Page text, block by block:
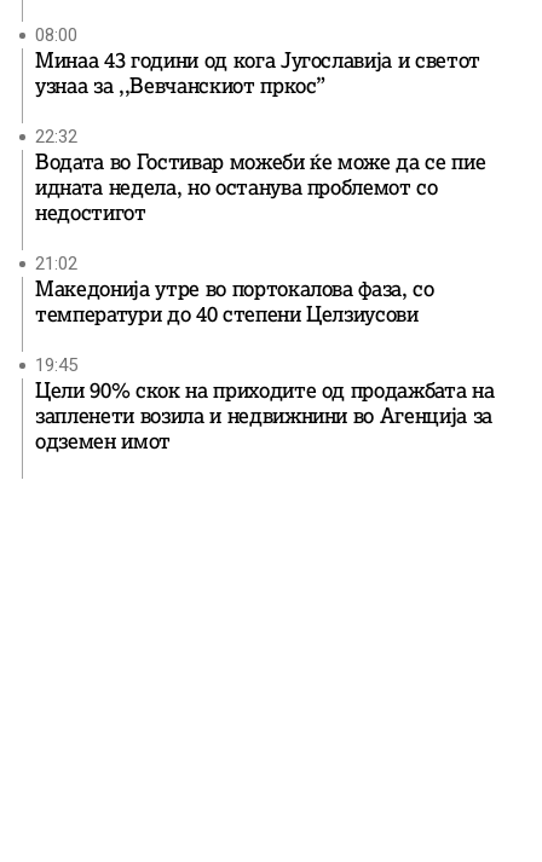
08:00
Минаа 43 години од кога Југославија и светот
узнаа за ,,Вевчанскиот пркос”
22:32
Водата во Гостивар можеби ќе може да се пие
идната недела, но останува проблемот со
недостигот
21:02
Македонија утре во портокалова фаза, со
температури до 40 степени Целзиусови
19:45
Цели 90% скок на приходите од продажбата на
запленети возила и недвижнини во Агенција за
одземен имот